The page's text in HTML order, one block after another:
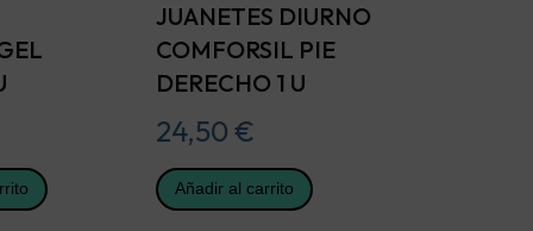
JUANETES DIURNO
COMFORSIL PIE
DERECHO 1 U
24,50 €
Añadir al carrito